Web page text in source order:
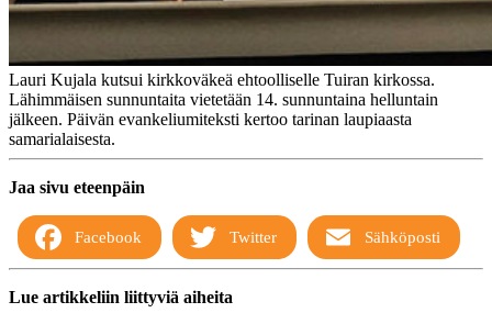
Lauri Kujala kutsui kirkkoväkeä ehtoolliselle Tuiran kirkossa.
Lähimmäisen sunnuntaita vietetään 14. sunnuntaina helluntain
jälkeen. Päivän evankeliumiteksti kertoo tarinan laupiaasta
samarialaisesta.
Jaa sivu eteenpäin
Facebook Twitter Sähköposti
Lue artikkeliin liittyviä aiheita